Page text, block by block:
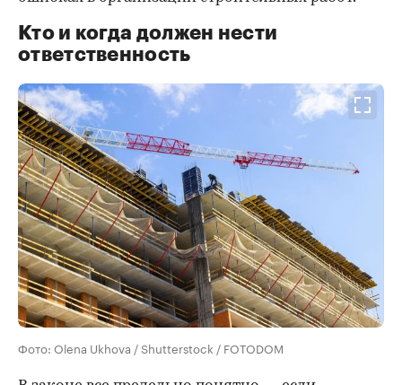
Кто и когда должен нести
ответственность
Фото: Olena Ukhova / Shutterstock / FOTODOM